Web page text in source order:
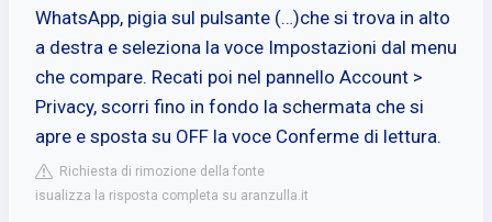
WhatsApp, pigia sul pulsante (…)che si trova in alto
a destra e seleziona la voce Impostazioni dal menu
che compare. Recati poi nel pannello Account >
Privacy, scorri fino in fondo la schermata che si
apre e sposta su OFF la voce Conferme di lettura.
Richiesta di rimozione della fonte
isualizza la risposta completa su aranzulla.it